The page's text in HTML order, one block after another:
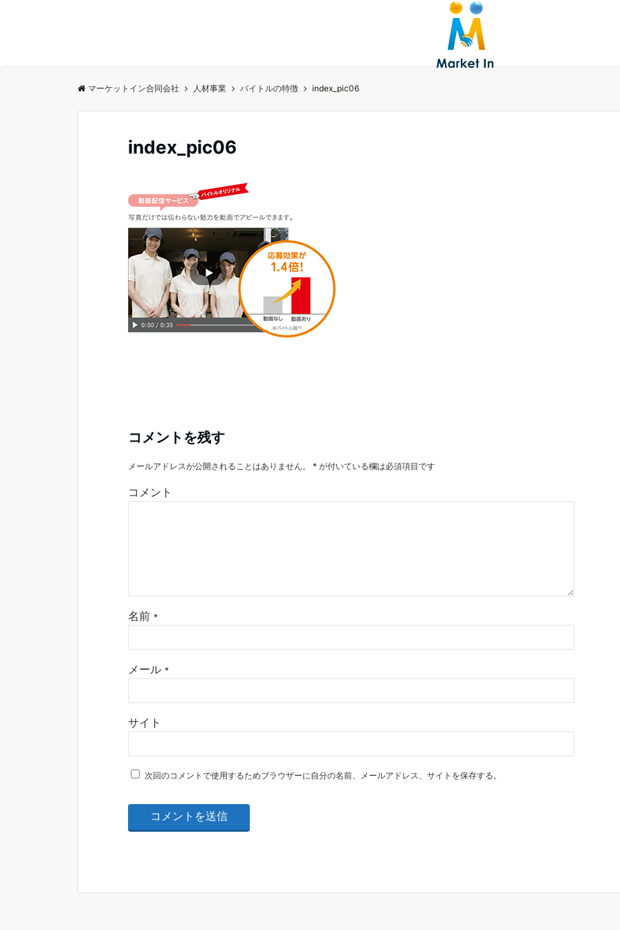
マーケットイン合同会社 人材事業 バイトルの特徴 index_pic06
index_pic06
コメントを残す
メールアドレスが公開されることはありません。 * が付いている欄は必須項目です
コメント
名前 *
メール *
サイト
次回のコメントで使用するためブラウザーに自分の名前、メールアドレス、サイトを保存する。